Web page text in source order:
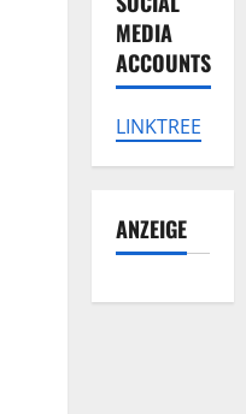
MEDIA
ACCOUNTS
LINKTREE
ANZEIGE